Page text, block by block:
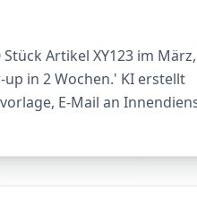
Artikel XY123 im
in 2 Wochen.' KI erstellt
E-Mail an